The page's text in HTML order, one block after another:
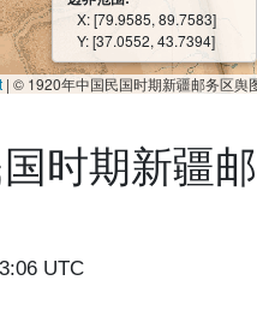
X: [79.9585, 89.7583]
Y: [37.0552, 43.7394]
| © 1920年中国民国时期新疆邮务区舆
时期新疆邮
UTC